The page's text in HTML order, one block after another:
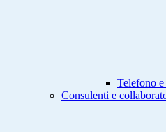
Telefono e
Consulenti e